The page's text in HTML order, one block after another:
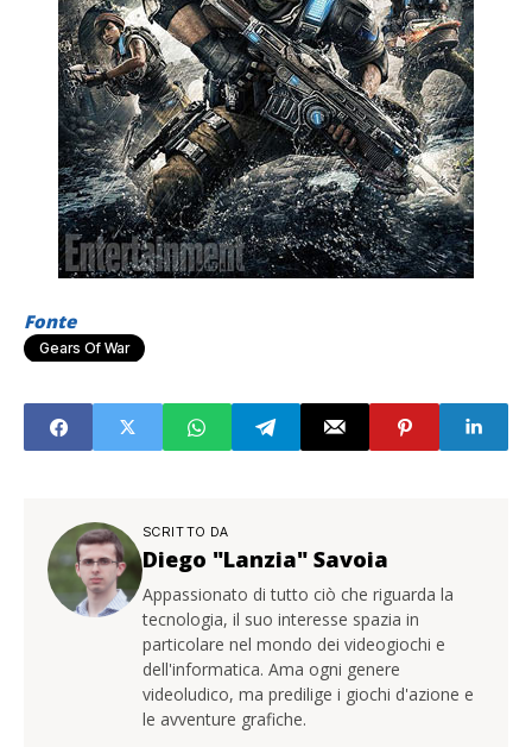
Fonte
Gears Of War
SCRITTO DA
Diego "Lanzia" Savoia
Appassionato di tutto ciò che riguarda la
tecnologia, il suo interesse spazia in
particolare nel mondo dei videogiochi e
dell'informatica. Ama ogni genere
videoludico, ma predilige i giochi d'azione e
le avventure grafiche.